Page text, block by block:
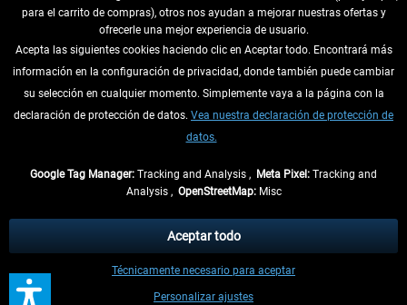
DESISTIR DEL CONTRATO
INFORMACIÓN
tasas de recepción si no se describe lo contrario
** De aplicación a envíos dentro de Alemania. Los plazos de envío para los
demás países se pueden consultar en lainformación de envío
para el carrito de compras), otros nos ayudan a mejorar nuestras ofertas y
ofrecerle una mejor experiencia de usuario.
Acepta las siguientes cookies haciendo clic en Aceptar todo. Encontrará más
información en la configuración de privacidad, donde también puede cambiar
su selección en cualquier momento. Simplemente vaya a la página con la
declaración de protección de datos. Vea nuestra declaración de protección de
datos.
Google Tag Manager: Tracking and Analysis , Meta Pixel: Tracking and
Analysis , OpenStreetMap:Misc
Personalizar ajustes
Técnicamente necesario para aceptar
Aceptar todo